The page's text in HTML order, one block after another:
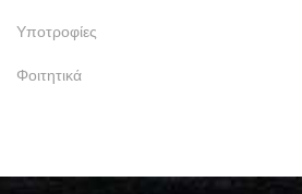
Υποτροφίες
Φοιτητικά